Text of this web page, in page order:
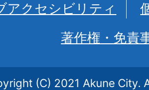
アクセシビリティ
著作権・免責
(C) 2021 Akune City.